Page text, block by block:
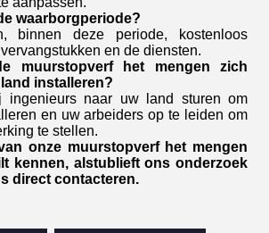
waarborgperiode?
binnen deze periode, kostenloos
en de diensten.
muurstopverf het mengen zich
installeren?
naar uw land sturen om
en uw arbeiders op te leiden om
te stellen.
onze muurstopverf het mengen
kennen, alstublieft ons onderzoek
direct contacteren.